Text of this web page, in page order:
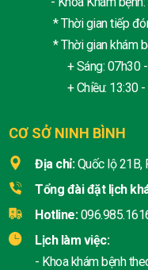
* Thời gian tiếp
* Thời gian khám
+ Sáng: 07h30 -
+ Chiều: 13:30 -
CƠ SỞ NINH BÌNH
Địa chỉ: Quốc lộ 21B,
Tổng đài đặt lịch
Hotline:
Lịch làm việc:
- Khoa khám bệnh